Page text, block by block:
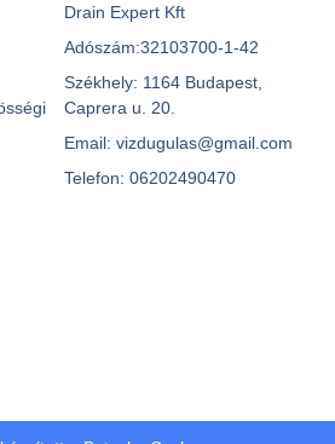
Drain Expert Kft
Adószám:32103700-1-42
Székhely: 1164 Budapest,
Caprera u. 20.
Email: vizdugulas@gmail.com
Telefon: 06202490470